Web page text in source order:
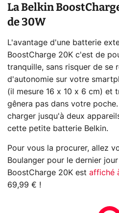
La Belkin
de 30W
L'avantage d'une batterie
BoostCharge 20K c'est de
tranquille, sans risquer de se
d'autonomie sur votre
(il mesure 16 x 10 x 6 cm) et
gênera pas dans votre
charger jusqu'à deux
cette petite batterie Belkin.
Pour vous la procurer, allez
Boulanger pour le dernier
BoostCharge 20K est affiché
69,99 € !